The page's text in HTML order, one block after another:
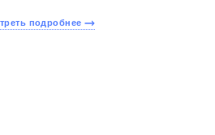
подробнее